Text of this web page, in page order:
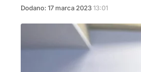
Dodano: 17 marca 202313:01